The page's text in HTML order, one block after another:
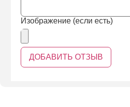
Изображение (если есть)